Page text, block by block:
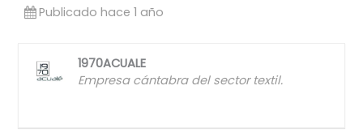
Publicado hace 1 año
1970ACUALE
Empresa cántabra del sector textil.